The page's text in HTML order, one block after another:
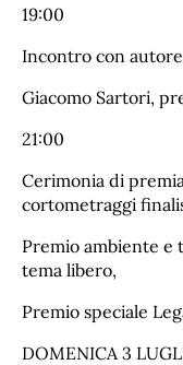
19:00
Incontro con autore
Giacomo Sartori,
21:00
Cerimonia di
cortometraggi
Premio ambiente e
tema libero,
Premio speciale
DOMENICA 3